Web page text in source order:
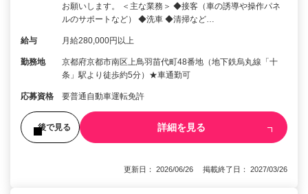
お願いします。 ＜主な業務＞ ◆接客（車の誘導や操作パネ
ルのサポートなど） ◆洗車 ◆清掃など…
給与 月給280,000円以上
勤務地
京都府京都市南区上鳥羽苗代町48番地（地下鉄烏丸線「十
条」駅より徒歩約5分）★車通勤可
応募資格 要普通自動車運転免許
後で見る 詳細を見る
更新日： 2026/06/26 掲載終了日： 2027/03/26